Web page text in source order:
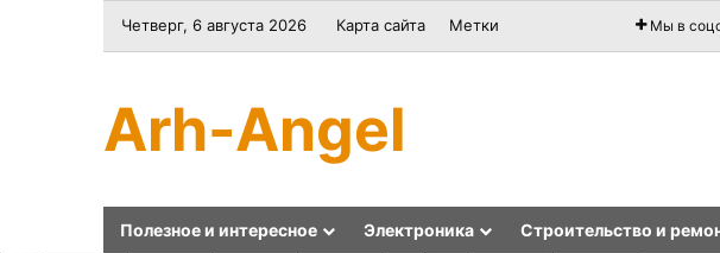
Четверг, 6 августа 2026 Карта сайта Метки Мы в
Arh-Angel
Полезное и интересное Электроника Строительство и